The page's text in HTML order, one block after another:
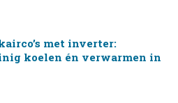
met inverter:
koelen én verwarmen in